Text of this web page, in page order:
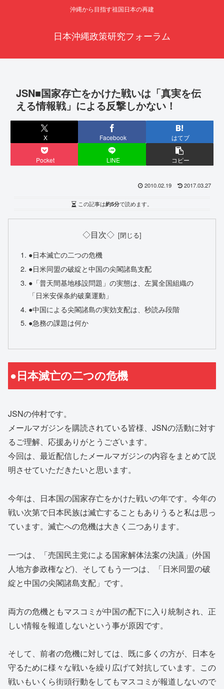
沖縄から目指す祖国日本の再建
日本沖縄政策研究フォーラム
JSN■国家存亡をかけた戦いは「真実を伝
える情報戦」による反撃しかない！
X Facebook はてブ
Pocket LINE コピー
2010.02.19 2017.03.27
この記事は約5分で読めます。
◇目次◇
●日本滅亡の二つの危機
●日米同盟の破綻と中国の尖閣諸島支配
●「普天間基地移設問題」の実態は、左翼全国組織の
「日米安保条約破棄運動」
●中国による尖閣諸島の実効支配は、秒読み段階
●急務の課題は何か
●日本滅亡の二つの危機
JSNの仲村です。
メールマガジンを購読されている皆様、JSNの活動に対す
るご理解、応援ありがとうございます。
今回は、最近配信したメールマガジンの内容をまとめて説
明させていただきたいと思います。
今年は、日本国の国家存亡をかけた戦いの年です。今年の
戦い次第で日本民族は滅亡することもありうると私は思っ
ています。滅亡への危機は大きく二つあります。
一つは、「売国民主党による国家解体法案の決議」(外国
人地方参政権など)、そしてもう一つは、「日米同盟の破
綻と中国の尖閣諸島支配」です。
両方の危機ともマスコミが中国の配下に入り統制され、正
しい情報を報道しないという事が原因です。
そして、前者の危機に対しては、既に多くの方が、日本を
守るために様々な戦いを繰り広げて対抗しています。この
戦いもいくら街頭行動をしてもマスコミが報道しないので